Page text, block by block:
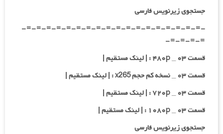
جستجوی زیرنویس فارسی
-=-=-=-=-=-=-=-=-=-=-=-=-=-=-=-=-=-=-
=-=-=-=-
قسمت ۰۳ _ ۴۸۰p : | لینک مستقیم |
قسمت ۰۳ _ نسخه کم حجم x265 : | لینک مستقیم |
قسمت ۰۳ _ ۷۲۰p : | لینک مستقیم |
قسمت ۰۳ _ ۱۰۸۰p : | لینک مستقیم |
جستجوی زیرنویس فارسی